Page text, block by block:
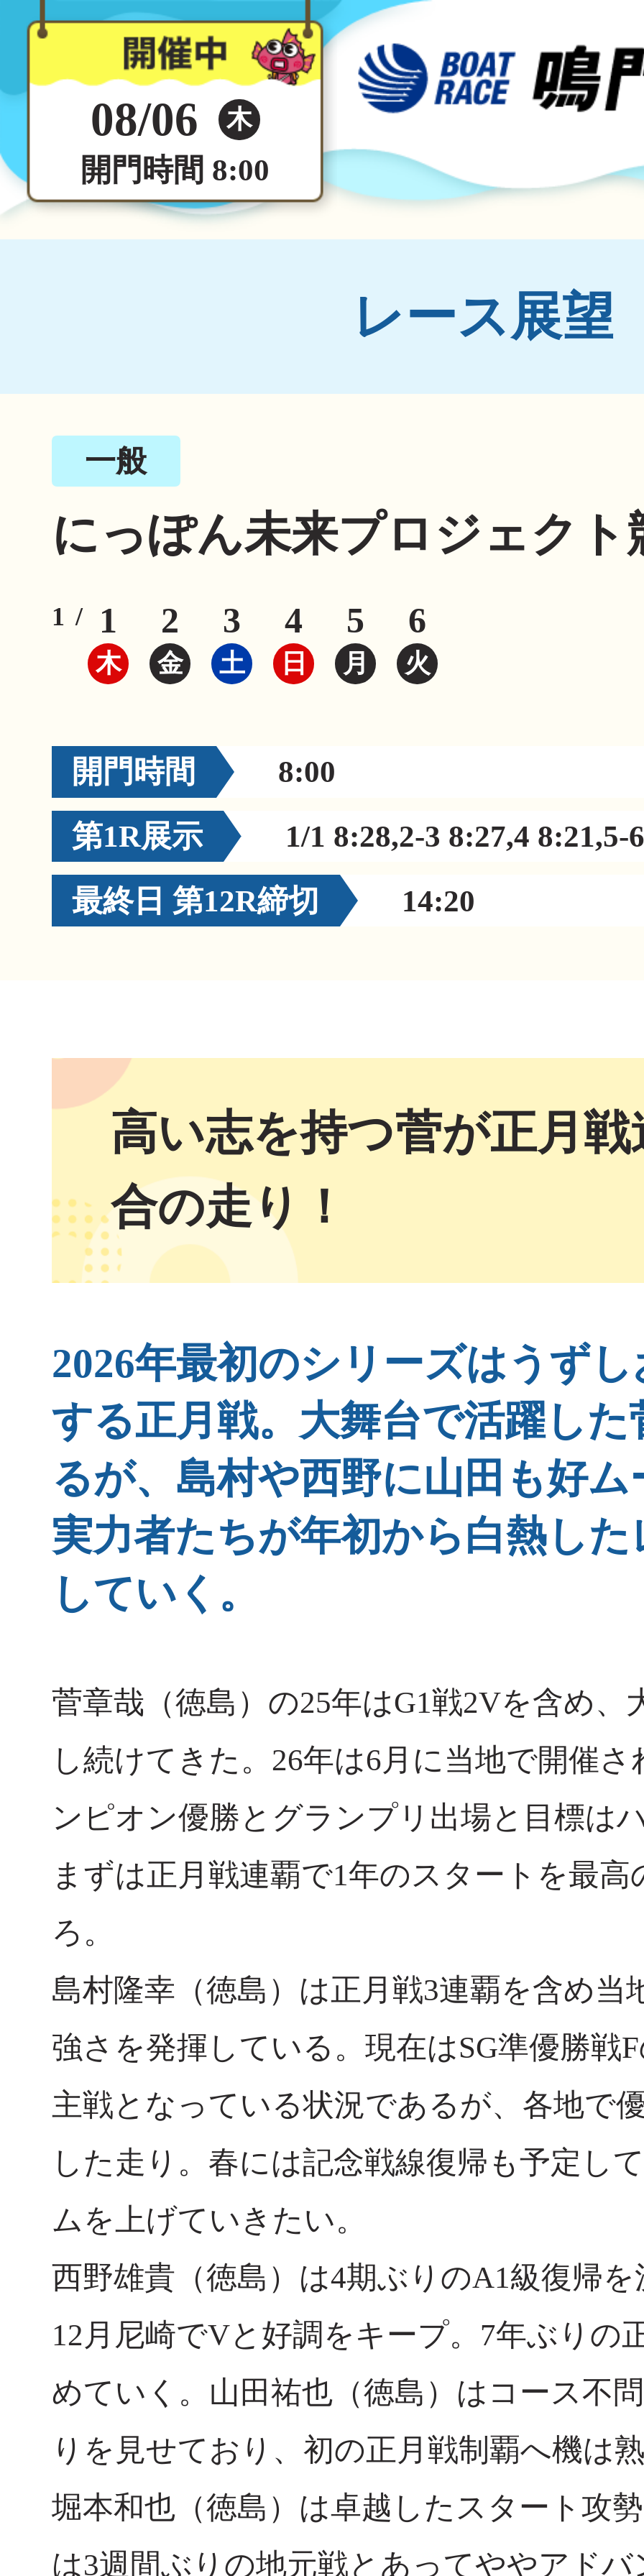
08/06 木
開門時間 8:00
レース展望
一般
にっぽん未来プロジェクト
1 1
木
2
金
3
土
4
日
5
月
6
火
開門時間
8:00
第1R展示
1/1 8:28,2-3 8:27,4 8:21,5-
最終日 第12R締切
14:20
高い志を持つ菅が正月
合の走り！
2026年最初のシリーズはうず
する正月戦。大舞台で活躍した
るが、島村や西野に山田も好
実力者たちが年初から白熱し
していく。
菅章哉（徳島）の25年はG1戦2Vを含め、
し続けてきた。26年は6月に当地で開催
ンピオン優勝とグランプリ出場と目標は
まずは正月戦連覇で1年のスタートを最
ろ。
島村隆幸（徳島）は正月戦3連覇を含め当
強さを発揮している。現在はSG準優勝戦
主戦となっている状況であるが、各地で
した走り。春には記念戦線復帰も予定し
ムを上げていきたい。
西野雄貴（徳島）は4期ぶりのA1級復帰
12月尼崎でVと好調をキープ。7年ぶりの
めていく。山田祐也（徳島）はコース不
りを見せており、初の正月戦制覇へ機は
堀本和也（徳島）は卓越したスタート攻
は3週間ぶりの地元戦とあってややアド